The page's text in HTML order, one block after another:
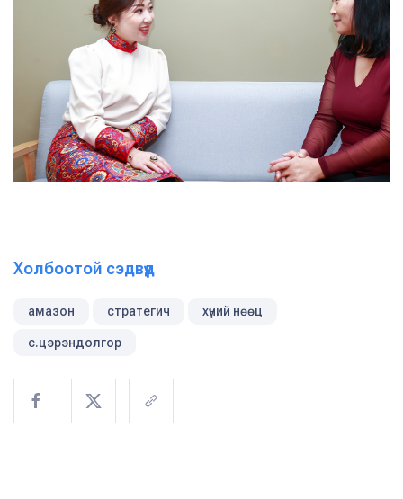
Холбоотой сэдвүүд
амазон стратегич хүний нөөц
с.цэрэндолгор